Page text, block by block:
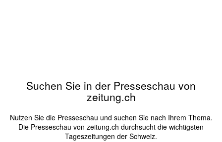
Suchen Sie in der Presseschau von
zeitung.ch
Nutzen Sie die Presseschau und suchen Sie nach Ihrem Thema.
Die Presseschau von zeitung.ch durchsucht die wichtigsten
Tageszeitungen der Schweiz.